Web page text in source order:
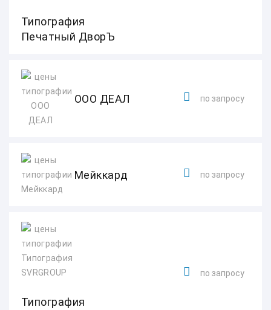
Типография
Печатный ДворЪ
ООО ДЕАЛ по запросу
Мейккард по запросу
Типография
по запросу